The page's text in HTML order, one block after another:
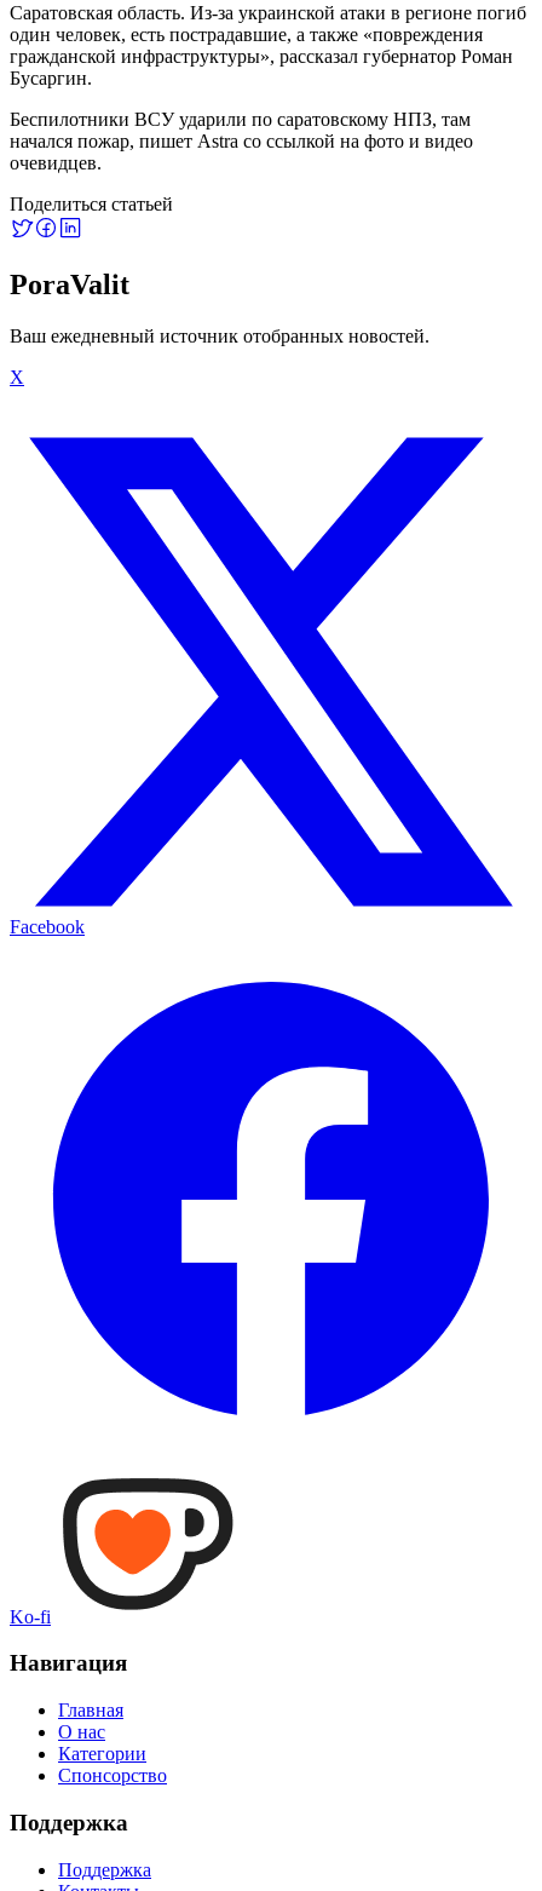
Саратовская область. Из-за украинской атаки в регионе погиб
один человек, есть пострадавшие, а также «повреждения
гражданской инфраструктуры», рассказал губернатор Роман
Бусаргин.
Беспилотники ВСУ ударили по саратовскому НПЗ, там
начался пожар, пишет Astra со ссылкой на фото и видео
очевидцев.
Поделиться статьей
PoraValit
Ваш ежедневный источник отобранных новостей.
X
Facebook
Ko-fi
Навигация
Главная
О нас
Категории
Спонсорство
Поддержка
Поддержка